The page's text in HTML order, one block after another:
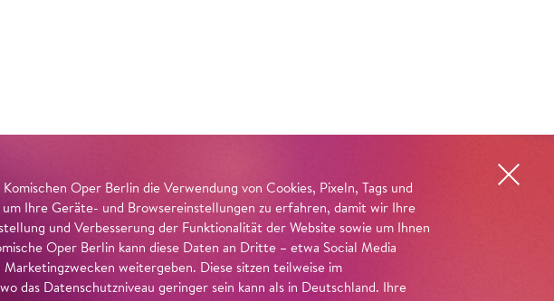
Oper Berlin die Verwendung von Cookies, Pixeln, Tags und
Ihre Geräte- und Browsereinstellungen zu erfahren, damit wir Ihre
und Verbesserung der Funktionalität der Website sowie um Ihnen
Oper Berlin kann diese Daten an Dritte – etwa Social Media
weitergeben. Diese sitzen teilweise im
das Datenschutzniveau geringer sein kann als in Deutschland. Ihre